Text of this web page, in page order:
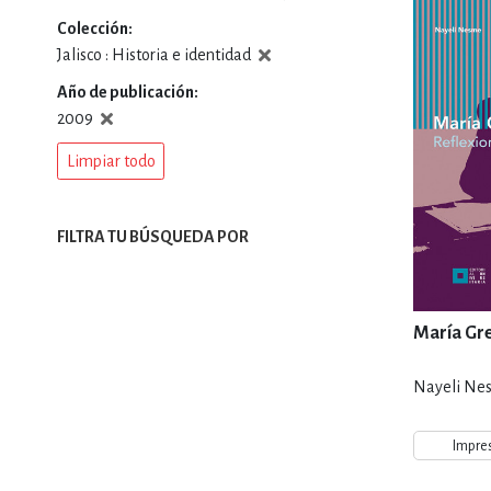
DEPORTES Y
ESTILOS DE
INFANTILES,
María
Nayeli
Colección
Jalisco : Historia e identidad
Año de publicación
2009
Limpiar todo
FILTRA TU BÚSQUEDA POR